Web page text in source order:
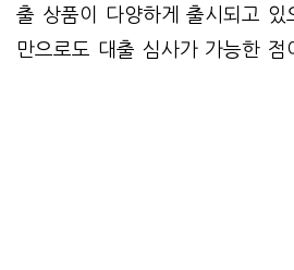
출 상품이 다양하게 출시되고 있
만으로도 대출 심사가 가능한 점